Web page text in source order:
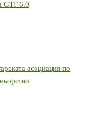
GTF 6.0
асоциация по